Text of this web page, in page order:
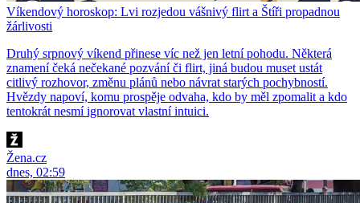
Víkendový horoskop: Lvi rozjedou vášnivý flirt a Štíři propadnou
žárlivosti
Druhý srpnový víkend přinese víc než jen letní pohodu. Některá
znamení čeká nečekané pozvání či flirt, jiná budou muset ustát
citlivý rozhovor, změnu plánů nebo návrat starých pochybností.
Hvězdy napoví, komu prospěje odvaha, kdo by měl zpomalit a kdo
tentokrát nesmí ignorovat vlastní intuici.
Žena.cz
dnes, 02:59